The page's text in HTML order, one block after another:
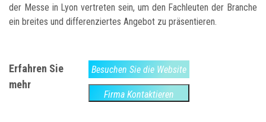
der Messe in Lyon vertreten sein, um den Fachleuten der Branche
ein breites und differenziertes Angebot zu präsentieren.
Erfahren Sie
mehr
Besuchen Sie die Website
Firma Kontaktieren